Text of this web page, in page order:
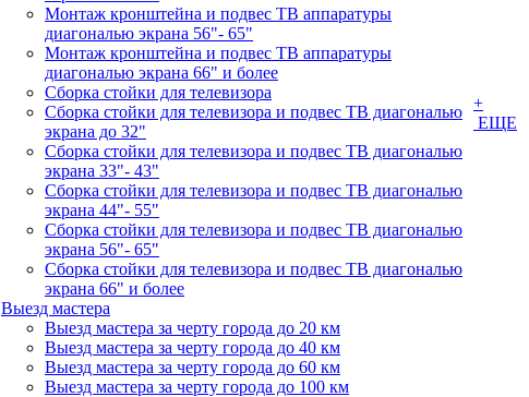
Монтаж кронштейна и подвес ТВ аппаратуры
диагональю экрана 56"- 65"
Монтаж кронштейна и подвес ТВ аппаратуры
диагональю экрана 66" и более
Сборка стойки для телевизора
Сборка стойки для телевизора и подвес ТВ диагональю
экрана до 32"
Сборка стойки для телевизора и подвес ТВ диагональю
экрана 33"- 43"
Сборка стойки для телевизора и подвес ТВ диагональю
экрана 44"- 55"
Сборка стойки для телевизора и подвес ТВ диагональю
экрана 56"- 65"
Сборка стойки для телевизора и подвес ТВ диагональю
экрана 66" и более
Выезд мастера
Выезд мастера за черту города до 20 км
Выезд мастера за черту города до 40 км
Выезд мастера за черту города до 60 км
Выезд мастера за черту города до 100 км
+
ЕЩЕ